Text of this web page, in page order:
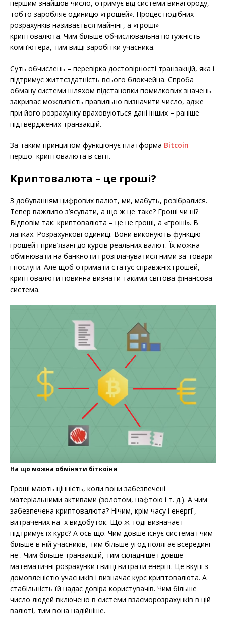
першим знайшов число, отримує від системи винагороду,
тобто заробляє одиницю «грошей». Процес подібних
розрахунків називається майнінг, а «гроші» –
криптовалюта. Чим більше обчислювальна потужність
комп’ютера, тим вищі заробітки учасника.
Суть обчислень – перевірка достовірності транзакцій, яка і
підтримує життєздатність всього блокчейна. Спроба
обману системи шляхом підстановки помилкових значень
закриває можливість правильно визначити число, адже
при його розрахунку враховуються дані інших – раніше
підтверджених транзакцій.
За таким принципом функціонує платформа Bitcoin –
першої криптовалюта в світі.
Криптовалюта – це гроші?
З добуванням цифрових валют, ми, мабуть, розібралися.
Тепер важливо з’ясувати, а що ж це таке? Гроші чи ні?
Відповім так: криптовалюта – це не гроші, а «гроші». В
лапках. Розрахункові одиниці. Вони виконують функцію
грошей і прив’язані до курсів реальних валют. Їх можна
обмінювати на банкноти і розплачуватися ними за товари
і послуги. Але щоб отримати статус справжніх грошей,
криптовалюти повинна визнати такими світова фінансова
система.
На що можна обміняти біткоіни
Гроші мають цінність, коли вони забезпечені
матеріальними активами (золотом, нафтою і т. д.). А чим
забезпечена криптовалюта? Нічим, крім часу і енергії,
витрачених на їх видобуток. Що ж тоді визначає і
підтримує їх курс? А ось що. Чим довше існує система і чим
більше в ній учасників, тим більше угод полягає всередині
неї. Чим більше транзакцій, тим складніше і довше
математичні розрахунки і вищі витрати енергії. Це вкупі з
домовленістю учасників і визначає курс криптовалюта. А
стабільність їй надає довіра користувачів. Чим більше
число людей включено в системи взаєморозрахунків в цій
валюті, тим вона надійніше.